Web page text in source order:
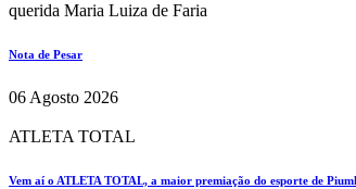
querida Maria Luiza de Faria
Nota de Pesar
06 Agosto 2026
ATLETA TOTAL
Vem aí o ATLETA TOTAL, a maior premiação do esporte de